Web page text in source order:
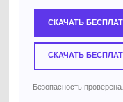
СКАЧАТЬ
СКАЧАТЬ
Безопасность